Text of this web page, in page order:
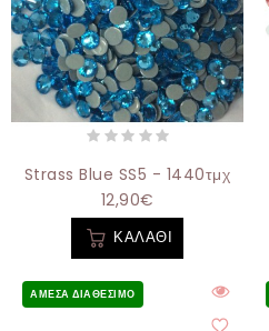
Strass Blue SS5 - 1440τμχ
12,90€
ΚΑΛΆΘΙ
ΆΜΕΣΑ ΔΙΑΘΈΣΙΜΟ